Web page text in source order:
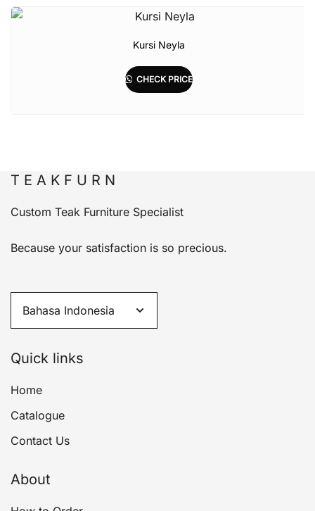
Kursi Neyla
CHECK PRICE
T E A K F U R N
Custom Teak Furniture Specialist
Because your satisfaction is so precious.
Quick links
Home
Catalogue
Contact Us
About